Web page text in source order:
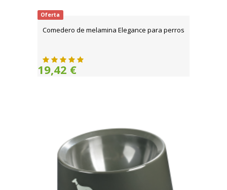
Oferta
Comedero de melamina Elegance para perros
19,42 €